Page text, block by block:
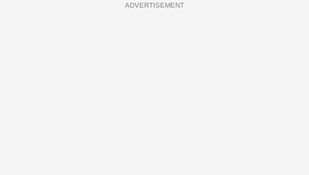
ADVERTISEMENT